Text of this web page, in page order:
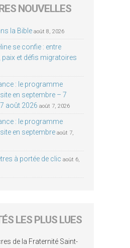
NOUVELLES
la Bible août 8, 2026
se confie : entre
et défis migratoires
: le programme
en septembre – 7
août 2026 août 7, 2026
: le programme
en septembre août 7,
à portée de clic août 6,
LES PLUS LUES
de la Fraternité Saint-